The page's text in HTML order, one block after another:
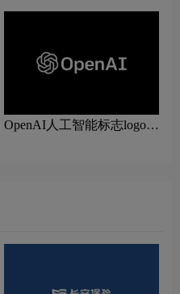
OpenAI人工智能标志logo图